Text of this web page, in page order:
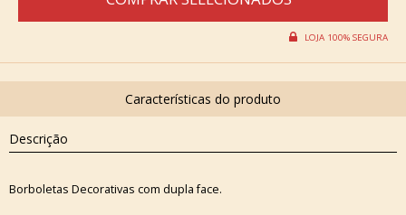
Descrição
Borboletas Decorativas com dupla face.